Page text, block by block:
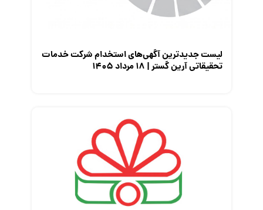
لیست جدیدترین آگهی‌های استخدام شرکت خدمات
تحقیقاتی آرین گستر | ۱۸ مرداد ۱۴۰۵